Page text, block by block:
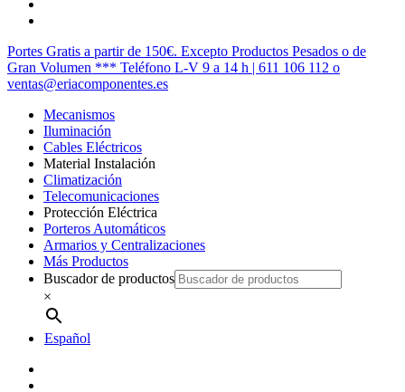
Cerrar
Menú
Portes Gratis a partir de 150€. Excepto Productos Pesados o de
Gran Volumen *** Teléfono L-V 9 a 14 h | 611 106 112 o
ventas@eriacomponentes.es
Mecanismos
Iluminación
Cables Eléctricos
Material Instalación
Climatización
Telecomunicaciones
Protección Eléctrica
Porteros Automáticos
Armarios y Centralizaciones
Más Productos
Buscador de productos
×
Español